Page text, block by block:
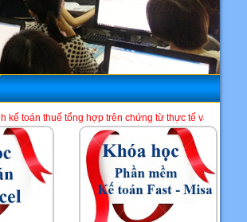
hợp trên chứng từ thực tế và phần mềm HTKK,
HCM